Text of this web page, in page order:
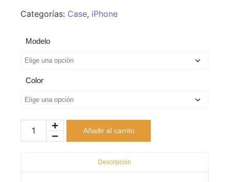
Categorías: Case, iPhone
Modelo
Color
Añadir al carrito
Descripción